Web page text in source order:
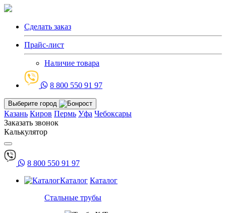
Сделать заказ
Прайс-лист
Наличие товара
8 800 550 91 97
Выберите город
Казань Киров Пермь Уфа Чебоксары
Заказать звонок
Калькулятор
8 800 550 91 97
Каталог Каталог
Стальные трубы